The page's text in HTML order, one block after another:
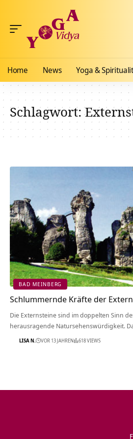
Home News Yoga &
Schlagwort:
BAD MEINBERG
Schlummernde Kräfte der
Die Externsteine sind im doppelten Sinn
herausragende Natursehenswürdigkeit.
LISA N. VOR 13 JAHREN 618 VIEWS